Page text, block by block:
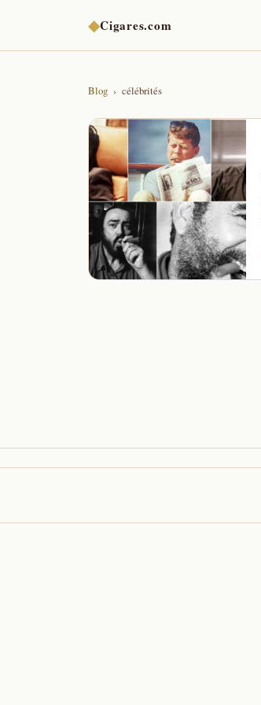
◆Cigares.com
Blog célébrités